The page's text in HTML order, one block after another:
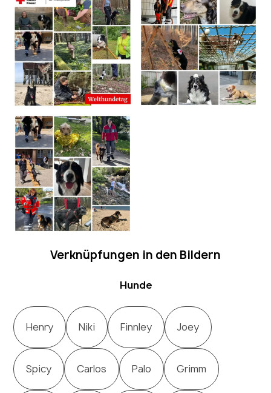
Verknüpfungen in den Bildern
Hunde
Henry Niki Finnley Joey
Spicy Carlos Palo Grimm